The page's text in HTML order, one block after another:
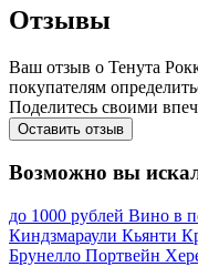
Отзывы
Ваш отзыв о Тенута
покупателям
Поделитесь своими
Оставить отзыв
Возможно вы
до 1000 рублей Вино в
Киндзмараули Кьянти
Брунелло Портвейн